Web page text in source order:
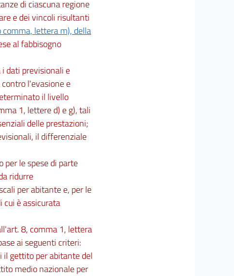
di ciascuna regione
e dei vincoli risultanti
lettera m), della
al fabbisogno
dati previsionali e
l'evasione e
il livello
1, lettere d) e g), tali
delle prestazioni;
il differenziale
per le spese di parte
ridurre
per abitante e, per le
cui è assicurata
8, comma 1, lettera
ai seguenti criteri:
il gettito per abitante del
medio nazionale per